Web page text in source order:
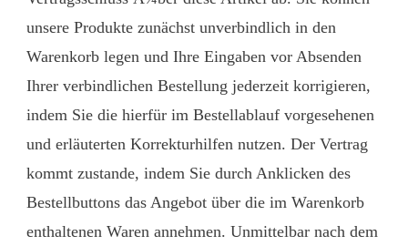
unsere Produkte zunächst unverbindlich in den
Warenkorb legen und Ihre Eingaben vor Absenden
Ihrer verbindlichen Bestellung jederzeit korrigieren,
indem Sie die hierfür im Bestellablauf vorgesehenen
und erläuterten Korrekturhilfen nutzen. Der Vertrag
kommt zustande, indem Sie durch Anklicken des
Bestellbuttons das Angebot über die im Warenkorb
enthaltenen Waren annehmen. Unmittelbar nach dem